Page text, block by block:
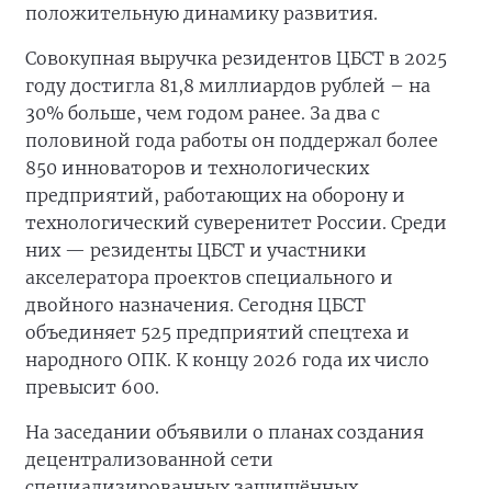
положительную динамику развития.
Совокупная выручка резидентов ЦБСТ в 2025
году достигла 81,8 миллиардов рублей – на
30% больше, чем годом ранее. За два с
половиной года работы он поддержал более
850 инноваторов и технологических
предприятий, работающих на оборону и
технологический суверенитет России. Среди
них — резиденты ЦБСТ и участники
акселератора проектов специального и
двойного назначения. Сегодня ЦБСТ
объединяет 525 предприятий спецтеха и
народного ОПК. К концу 2026 года их число
превысит 600.
На заседании объявили о планах создания
децентрализованной сети